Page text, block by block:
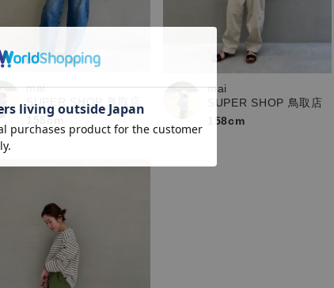
mai
SUPER SHOP 鳥取店
158cm
mai
SUPER SHOP 鳥取店
158cm